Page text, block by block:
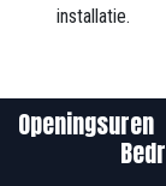
installatie.